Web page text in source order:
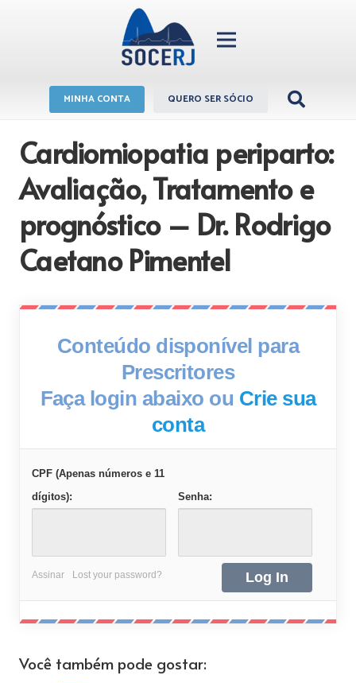
MINHA CONTA QUERO SER SÓCIO
Cardiomiopatia periparto:
Avaliação, Tratamento e
prognóstico – Dr. Rodrigo
Caetano Pimentel
Conteúdo disponível para
Prescritores
Faça login abaixo ou Crie sua
conta
CPF (Apenas números e 11
dígitos):
Senha:
Assinar Lost your password?
Você também pode gostar: